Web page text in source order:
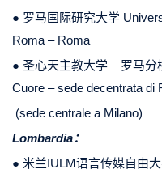
● 罗马国际研究大学
Roma – Roma
● 圣心天主教大学 – 罗马分
Cuore – sede decentrata di
(sede centrale a Milano)
Lombardia：
● 米兰IULM语言传媒自由